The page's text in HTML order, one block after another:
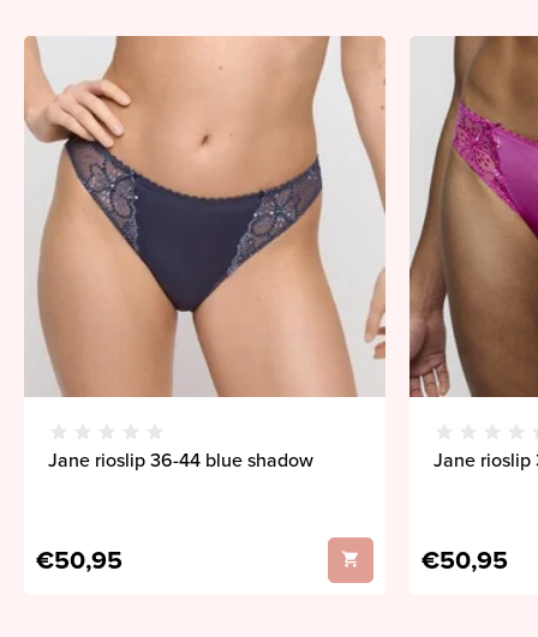
Jane rioslip 36-44 blue shadow
€50,95
Jane rioslip
€50,95